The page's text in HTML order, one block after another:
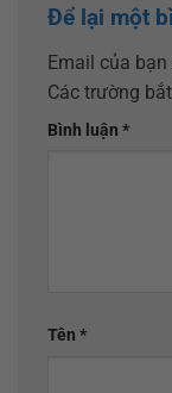
Để lại một
Email của
Các trường
Bình luận *
Tên *